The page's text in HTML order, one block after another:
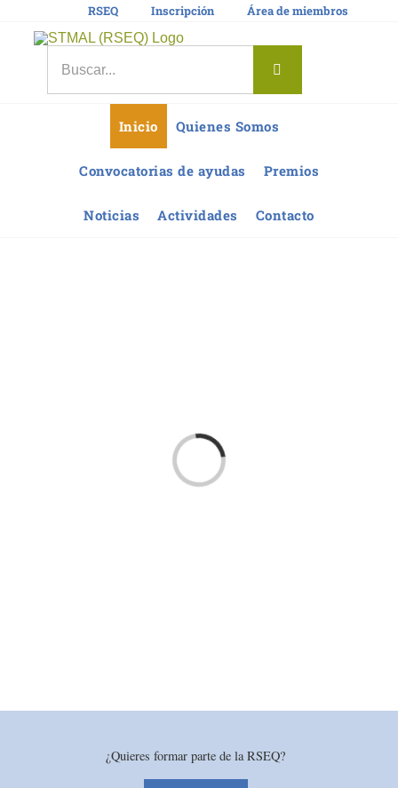
RSEQ Inscripción Área de miembros
Inicio Quienes Somos
Convocatorias de ayudas Premios
Noticias Actividades Contacto
Loading...
¿Quieres formar parte de la RSEQ?